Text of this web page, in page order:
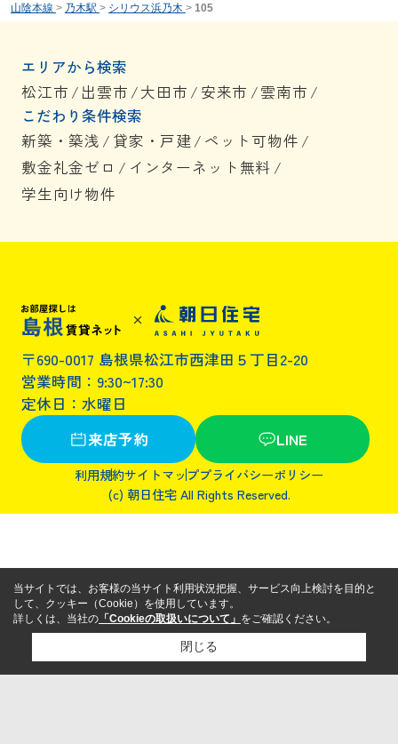
山陰本線 > 乃木駅 > シリウス浜乃木 > 105
エリアから検索
松江市 / 出雲市 /大田市 / 安来市 /雲南市 /
こだわり条件検索
新築・築浅 / 貸家・戸建/ ペット可物件 /
敷金礼金ゼロ / インターネット無料 /
学生向け物件
〒690-0017 島根県松江市西津田５丁目2-20
営業時間：9:30~17:30
定休日：水曜日
来店予約
LINE
利用規約サイトマッププライバシーポリシー
(c) 朝日住宅 All Rights Reserved.
当サイトでは、お客様の当サイト利用状況把握、サービス向上検討を目的と
して、クッキー（Cookie）を使用しています。
詳しくは、当社の 「Cookieの取扱いについて」 をご確認ください。
閉じる